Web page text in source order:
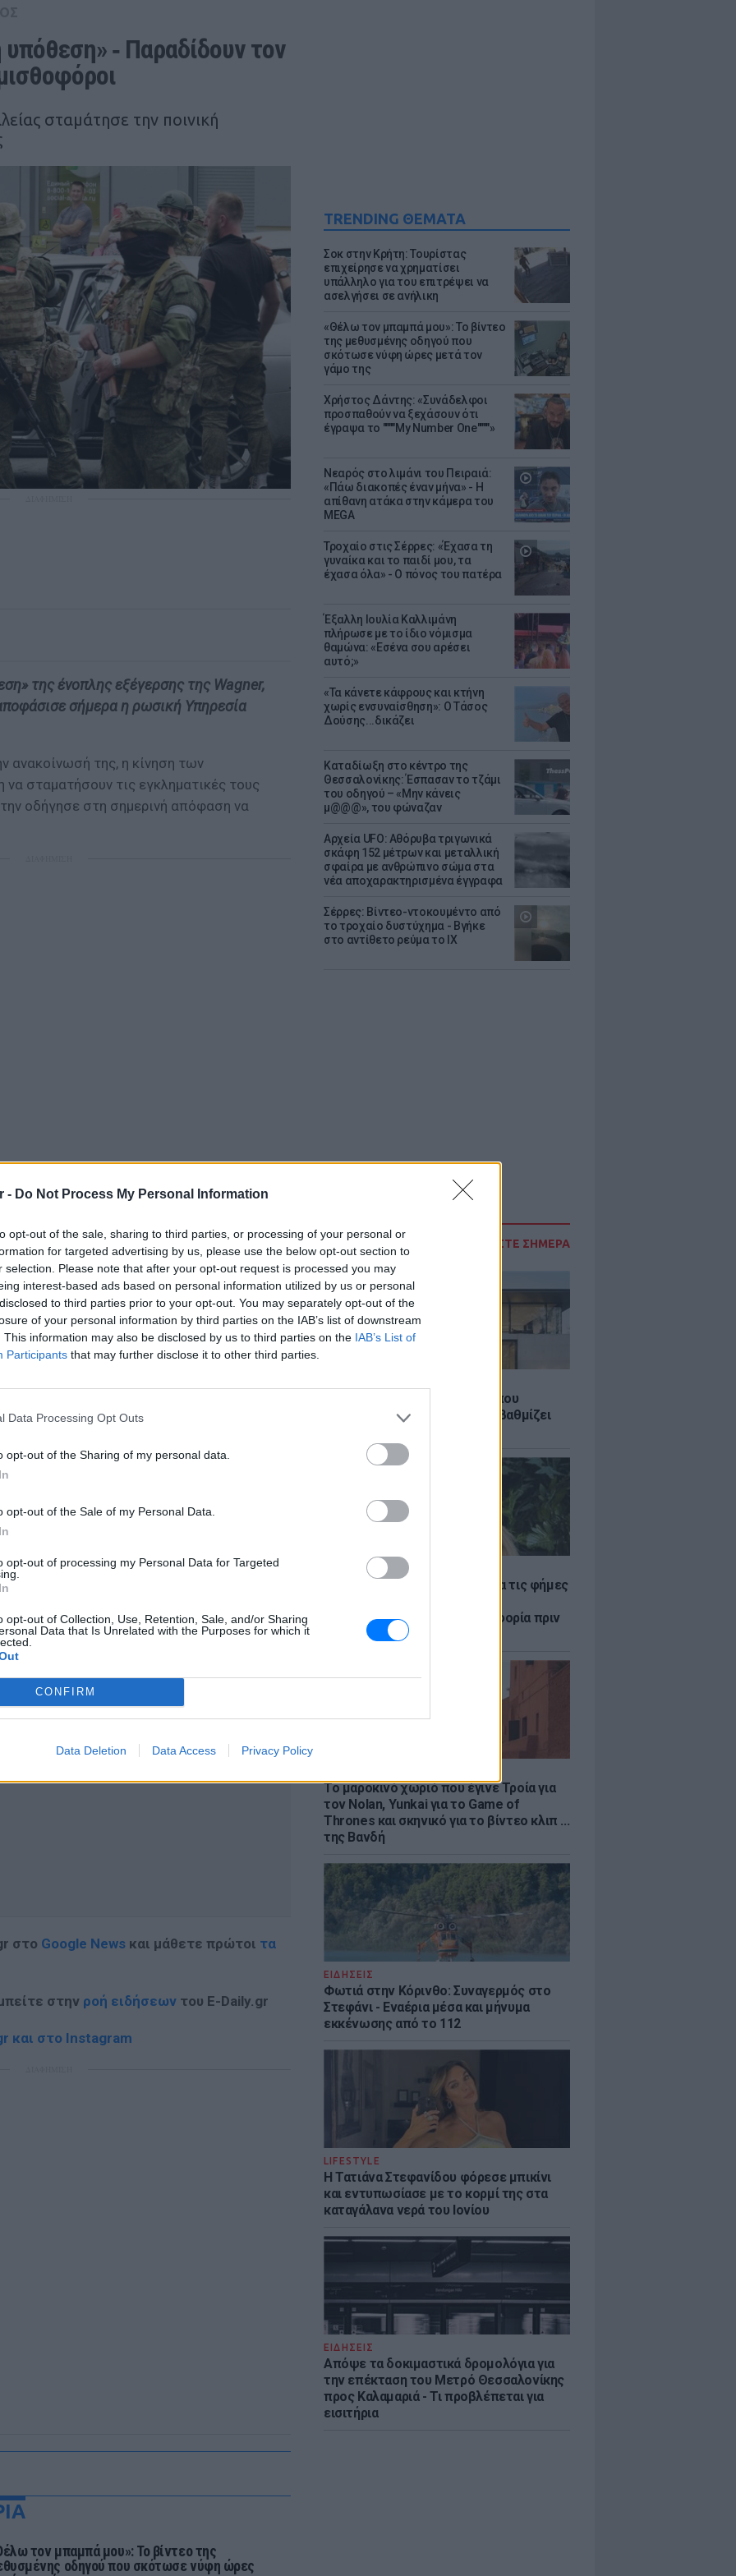
- Do Not Process My Personal Information
opt-out of the sale, sharing to third parties, or processing of your personal or
for targeted advertising by us, please use the below opt-out section to
selection. Please note that after your opt-out request is processed you may
interest-based ads based on personal information utilized by us or personal
to third parties prior to your opt-out. You may separately opt-out of the
of your personal information by third parties on the IAB’s list of downstream
This information may also be disclosed by us to third parties on the IAB’s List of
Participants that may further disclose it to other third parties.
Data Processing Opt Outs
opt-out of the Sharing of my personal data.
opt-out of the Sale of my Personal Data.
opt-out of processing my Personal Data for Targeted
opt-out of Collection, Use, Retention, Sale, and/or Sharing
Data that Is Unrelated with the Purposes for which it
CONFIRM
Data Deletion Data Access Privacy Policy
TRENDING ΘΕΜΑΤΑ
Σοκ στην Κρήτη: Τουρίστας
επιχείρησε να χρηματίσει
υπάλληλο για του επιτρέψει να
ασελγήσει σε ανήλικη
«Θέλω τον μπαμπά μου»: Το βίντεο
της μεθυσμένης οδηγού που
σκότωσε νύφη ώρες μετά τον
γάμο της
Χρήστος Δάντης: «Συνάδελφοι
προσπαθούν να ξεχάσουν ότι
έγραψα το """"My Number One""""»
Νεαρός στο λιμάνι του Πειραιά:
«Πάω διακοπές έναν μήνα» - Η
απίθανη ατάκα στην κάμερα του
MEGA
Τροχαίο στις Σέρρες: «Έχασα τη
γυναίκα και το παιδί μου, τα
έχασα όλα» - Ο πόνος του πατέρα
Έξαλλη Ιουλία Καλλιμάνη
πλήρωσε με το ίδιο νόμισμα
θαμώνα: «Εσένα σου αρέσει
αυτό;»
«Τα κάνετε κάφρους και κτήνη
χωρίς ενσυναίσθηση»: Ο Τάσος
Δούσης...δικάζει
Καταδίωξη στο κέντρο της
Θεσσαλονίκης: Έσπασαν το τζάμι
του οδηγού – «Μην κάνεις
μ@@@», του φώναζαν
Αρχεία UFO: Αθόρυβα τριγωνικά
σκάφη 152 μέτρων και μεταλλική
σφαίρα με ανθρώπινο σώμα στα
νέα αποχαρακτηρισμένα έγγραφα
Σέρρες: Βίντεο-ντοκουμέντο από
το τροχαίο δυστύχημα - Βγήκε
στο αντίθετο ρεύμα το ΙΧ
ΔΙΑΒΑΣΤΕ ΣΗΜΕΡΑ
Θερμοπλαστική: Καινοτομία που
εξοικονομεί ενέργεια και αναβαθμίζει
LIFESTYLE
Η Ελένη Βουλγαράκη ξεσπά για τις φήμες
«Διασταυρώστε καμία πληροφορία πριν
εκτοξεύσετε τη βλακεία σας»
Το μαροκινό χωριό που έγινε Τροία για
τον Nolan, Yunkai για το Game of
Thrones και σκηνικό για το βίντεο κλιπ ...
της Βανδή
ΕΙΔΗΣΕΙΣ
Φωτιά στην Κόρινθο: Συναγερμός στο
Στεφάνι - Εναέρια μέσα και μήνυμα
εκκένωσης από το 112
LIFESTYLE
Η Τατιάνα Στεφανίδου φόρεσε μπικίνι
και εντυπωσίασε με το κορμί της στα
καταγάλανα νερά του Ιονίου
ΕΙΔΗΣΕΙΣ
Απόψε τα δοκιμαστικά δρομολόγια για
την επέκταση του Μετρό Θεσσαλονίκης
προς Καλαμαριά - Τι προβλέπεται για
εισιτήρια
‑ Παραδίδουν τον
σταμάτησε την ποινική
της ένοπλης εξέγερσης της Wagner,
σήμερα η ρωσική Υπηρεσία
ανακοίνωσή της, η κίνηση των
σταματήσουν τις εγκληματικές τους
οδήγησε στη σημερινή απόφαση να
ποινικής υπόθεσης που κινήθηκε από
Ρωσικής Ομοσπονδίας στις 23 Ιουνίου
Κώδικα της Ρωσικής Ομοσπονδίας
εξέγερσης, διαπιστώθηκε ότι στις 24
σταμάτησαν τις ενέργειες που
εγκλήματος. Λαμβάνοντας υπόψη αυτό
με την έρευνα, στις 27 Ιουνίου, η
για το κλείσιμο της ποινικής
μετά την έναρξη της εξέγερσης
τις ενέργειες του Πριγκόζιν
περιπέτεια, μαχαιριά στην πλάτη της
από υπερβολικές φιλοδοξίες και
χθες, σε νέο του διάγγελμα τόνισε
ενώπιον της Δικαιοσύνης.
οι προετοιμασίες για τη μεταφορά
της Wagner στις ενεργές μονάδες των
το ρωσικό υπουργείο Άμυνας.
στο Google News και μάθετε πρώτοι τα
στην ροή ειδήσεων του E-Daily.gr
και στο Instagram
τον μπαμπά μου»: Το βίντεο της
οδηγού που σκότωσε νύφη ώρες